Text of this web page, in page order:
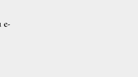
e-